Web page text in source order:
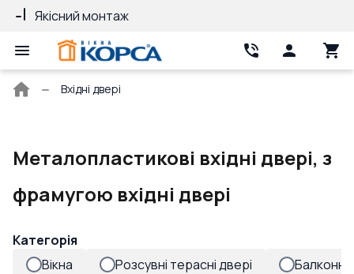
Якісний монтаж
Головна
Вхідні двері
Металопластикові вхідні двері, з
фрамугою вхідні двері
Категорія
Вікна
Розсувні терасні двері Балконні